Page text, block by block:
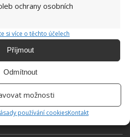
ochrany osobních
si více o těchto účelech
Příjmout
Odmítnout
možnosti
používání cookiesKontakt
Jiří Kolář
Absolvent České zemědělské
možné najít v j...[Více o autorovi]